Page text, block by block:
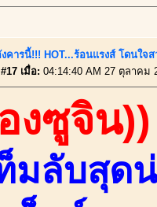
คารนี้!!! HOT...ร้อนแรงส์ โดนใจ
เมื่อ: 04:14:40 AM 27 ตุลาคม
งซูจิน))
มลับสุด